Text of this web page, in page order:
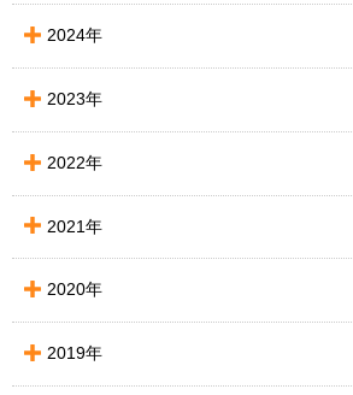
2024年
2023年
2022年
2021年
2020年
2019年